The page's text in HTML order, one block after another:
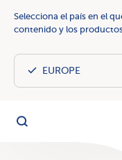
Selecciona el país en el
contenido y los
Busca